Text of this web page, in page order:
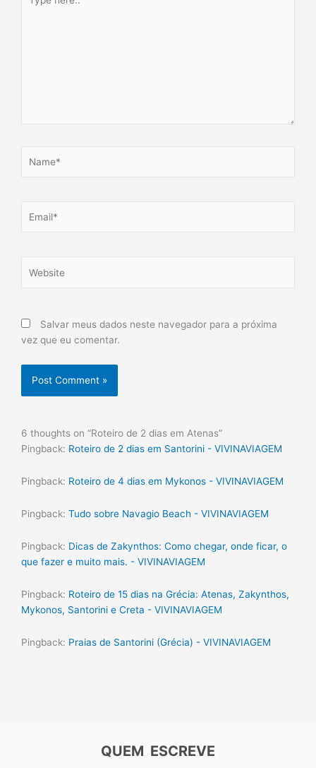
here..
Salvar meus dados neste navegador para a próxima
vez que eu comentar.
6 thoughts on “Roteiro de 2 dias em Atenas”
Pingback: Roteiro de 2 dias em Santorini - VIVINAVIAGEM
Pingback: Roteiro de 4 dias em Mykonos - VIVINAVIAGEM
Pingback: Tudo sobre Navagio Beach - VIVINAVIAGEM
Pingback: Dicas de Zakynthos: Como chegar, onde ficar, o
que fazer e muito mais. - VIVINAVIAGEM
Pingback: Roteiro de 15 dias na Grécia: Atenas, Zakynthos,
Mykonos, Santorini e Creta - VIVINAVIAGEM
Pingback: Praias de Santorini (Grécia) - VIVINAVIAGEM
QUEM ESCREVE